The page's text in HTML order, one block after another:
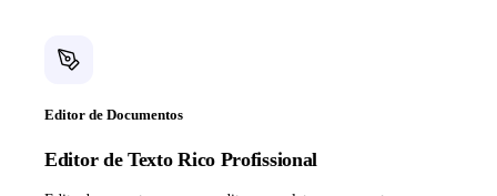
Editor de Documentos
Editor de Texto Rico Profissional